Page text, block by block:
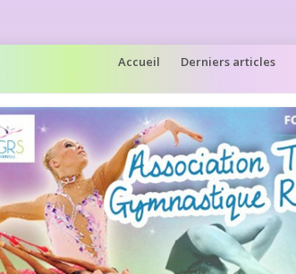
Aller
au
contenu
Accueil Derniers articles